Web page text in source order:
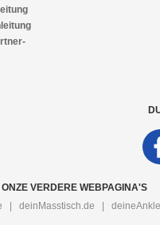
VERDERE WEBPAGINA'S
| deinMasstisch.de |